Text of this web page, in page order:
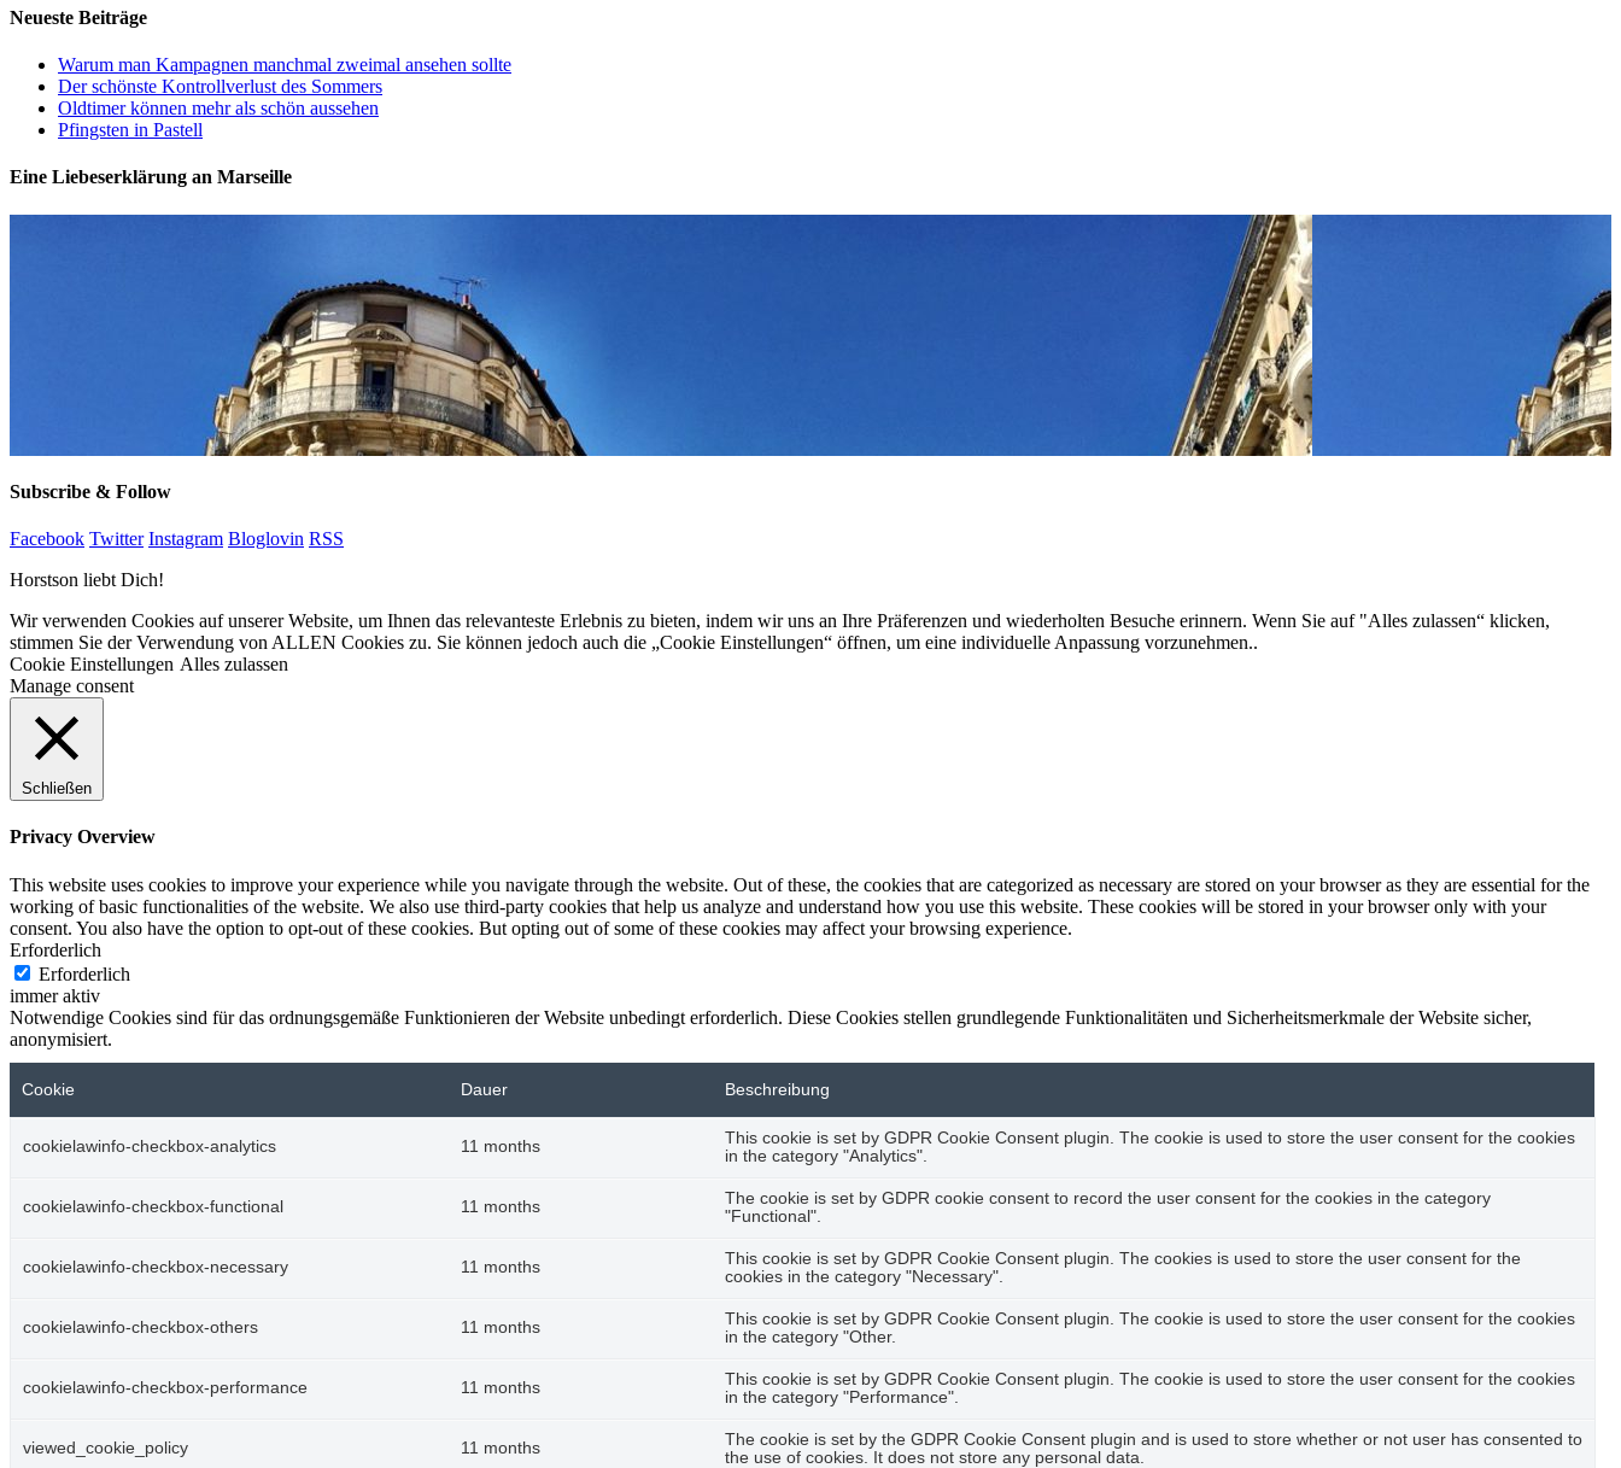
Neueste Beiträge
Warum man Kampagnen manchmal zweimal ansehen sollte
Der schönste Kontrollverlust des Sommers
Oldtimer können mehr als schön aussehen
Pfingsten in Pastell
Eine Liebeserklärung an Marseille
Subscribe & Follow
Facebook Twitter Instagram Bloglovin RSS
Horstson liebt Dich!
Wir verwenden Cookies auf unserer Website, um Ihnen das relevanteste Erlebnis zu bieten, indem wir uns an Ihre Präferenzen und wiederholten Besuche erinnern. Wenn Sie auf "Alles zulassen“ klicken,
stimmen Sie der Verwendung von ALLEN Cookies zu. Sie können jedoch auch die „Cookie Einstellungen“ öffnen, um eine individuelle Anpassung vorzunehmen..
Cookie Einstellungen Alles zulassen
Manage consent
Schließen
Privacy Overview
This website uses cookies to improve your experience while you navigate through the website. Out of these, the cookies that are categorized as necessary are stored on your browser as they are essential for the
working of basic functionalities of the website. We also use third-party cookies that help us analyze and understand how you use this website. These cookies will be stored in your browser only with your
consent. You also have the option to opt-out of these cookies. But opting out of some of these cookies may affect your browsing experience.
Erforderlich
Erforderlich
immer aktiv
Notwendige Cookies sind für das ordnungsgemäße Funktionieren der Website unbedingt erforderlich. Diese Cookies stellen grundlegende Funktionalitäten und Sicherheitsmerkmale der Website sicher,
anonymisiert.
Cookie Dauer Beschreibung
cookielawinfo-checkbox-analytics 11 months
This cookie is set by GDPR Cookie Consent plugin. The cookie is used to store the user consent for the cookies
in the category "Analytics".
cookielawinfo-checkbox-functional 11 months
The cookie is set by GDPR cookie consent to record the user consent for the cookies in the category
"Functional".
cookielawinfo-checkbox-necessary 11 months
This cookie is set by GDPR Cookie Consent plugin. The cookies is used to store the user consent for the
cookies in the category "Necessary".
cookielawinfo-checkbox-others 11 months
This cookie is set by GDPR Cookie Consent plugin. The cookie is used to store the user consent for the cookies
in the category "Other.
cookielawinfo-checkbox-performance 11 months
This cookie is set by GDPR Cookie Consent plugin. The cookie is used to store the user consent for the cookies
in the category "Performance".
viewed_cookie_policy 11 months
The cookie is set by the GDPR Cookie Consent plugin and is used to store whether or not user has consented to
the use of cookies. It does not store any personal data.